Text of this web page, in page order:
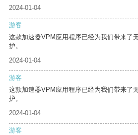
2024-01-04
游客
这款加速器VPM应用程序已经为我们带来了
护。
2024-01-04
游客
这款加速器VPM应用程序已经为我们带来了
护。
2024-01-04
游客